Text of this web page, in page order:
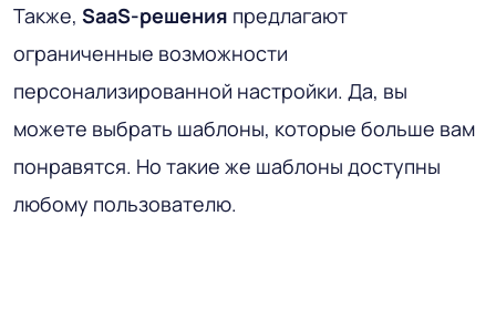
Также, SaaS-решения предлагают
ограниченные возможности
персонализированной настройки. Да, вы
можете выбрать шаблоны, которые больше вам
понравятся. Но такие же шаблоны доступны
любому пользователю.